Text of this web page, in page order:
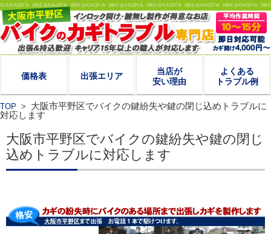
価格表 出張エリア
当店が
安い理由
よくある
トラブル例
TOP > 大阪市平野区でバイクの鍵紛失や鍵の閉じ込めトラブルに
対応します
大阪市平野区でバイクの鍵紛失や鍵の閉じ
込めトラブルに対応します